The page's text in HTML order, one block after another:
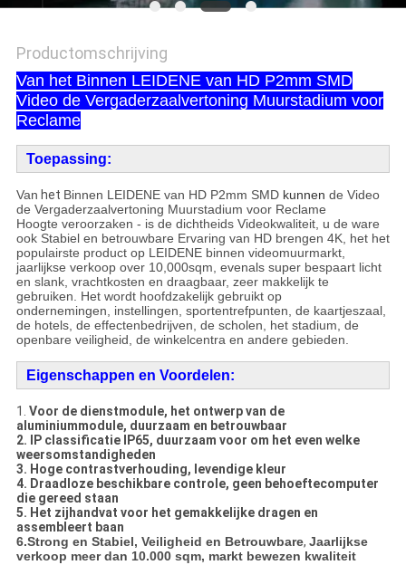
Productomschrijving
Van het Binnen LEIDENE van HD P2mm SMD
Video de Vergaderzaalvertoning Muurstadium voor
Reclame
Toepassing:
Van het Binnen LEIDENE van HD P2mm SMD kunnen de Video
de Vergaderzaalvertoning Muurstadium voor Reclame
Hoogte veroorzaken - is de dichtheids Videokwaliteit, u de ware
ook Stabiel en betrouwbare Ervaring van HD brengen 4K, het het
populairste product op LEIDENE binnen videomuurmarkt,
jaarlijkse verkoop over 10,000sqm, evenals super bespaart licht
en slank, vrachtkosten en draagbaar, zeer makkelijk te
gebruiken. Het wordt hoofdzakelijk gebruikt op
ondernemingen, instellingen, sportentrefpunten, de kaartjeszaal,
de hotels, de effectenbedrijven, de scholen, het stadium, de
openbare veiligheid, de winkelcentra en andere gebieden.
Eigenschappen en Voordelen:
1. Voor de dienstmodule, het ontwerp van de
aluminiummodule, duurzaam en betrouwbaar
2. IP classificatie IP65, duurzaam voor om het even welke
weersomstandigheden
3. Hoge contrastverhouding, levendige kleur
4. Draadloze beschikbare controle, geen behoeftecomputer
die gereed staan
5. Het zijhandvat voor het gemakkelijke dragen en
assembleert baan
6.Strong en Stabiel, Veiligheid en Betrouwbare, Jaarlijkse
verkoop meer dan 10.000 sqm, markt bewezen kwaliteit